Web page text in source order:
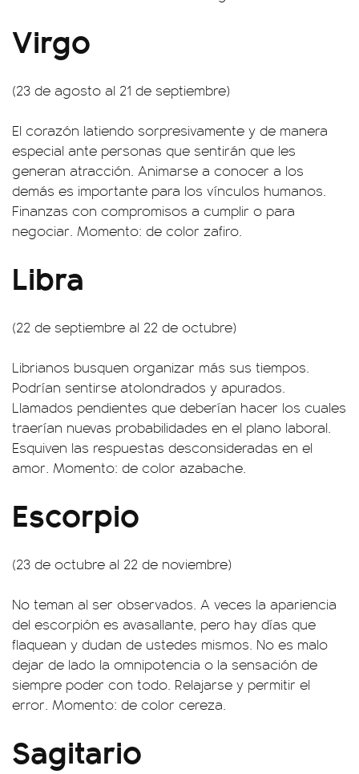
Virgo
(23 de agosto al 21 de septiembre)
El corazón latiendo sorpresivamente y de manera
especial ante personas que sentirán que les
generan atracción. Animarse a conocer a los
demás es importante para los vínculos humanos.
Finanzas con compromisos a cumplir o para
negociar. Momento: de color zafiro.
Libra
(22 de septiembre al 22 de octubre)
Librianos busquen organizar más sus tiempos.
Podrían sentirse atolondrados y apurados.
Llamados pendientes que deberían hacer los cuales
traerían nuevas probabilidades en el plano laboral.
Esquiven las respuestas desconsideradas en el
amor. Momento: de color azabache.
Escorpio
(23 de octubre al 22 de noviembre)
No teman al ser observados. A veces la apariencia
del escorpión es avasallante, pero hay días que
flaquean y dudan de ustedes mismos. No es malo
dejar de lado la omnipotencia o la sensación de
siempre poder con todo. Relajarse y permitir el
error. Momento: de color cereza.
Sagitario